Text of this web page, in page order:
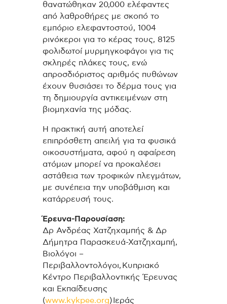
θανατώθηκαν 20,000 ελέφαντες
από λαθροθήρες με σκοπό το
εμπόριο ελεφαντοστού, 1004
ρινόκεροι για το κέρας τους, 8125
φολιδωτοί μυρμηγκοφάγοι για τις
σκληρές πλάκες τους, ενώ
απροσδιόριστος αριθμός πυθώνων
έχουν θυσιάσει το δέρμα τους για
τη δημιουργία αντικειμένων στη
βιομηχανία της μόδας.
Η πρακτική αυτή αποτελεί
επιπρόσθετη απειλή για τα φυσικά
οικοσυστήματα, αφού η αφαίρεση
ατόμων μπορεί να προκαλέσει
αστάθεια των τροφικών πλεγμάτων,
με συνέπεια την υποβάθμιση και
κατάρρευσή τους.
Έρευνα-Παρουσίαση:
Δρ Ανδρέας Χατζηχαμπής & Δρ
Δήμητρα Παρασκευά-Χατζηχαμπή,
Βιολόγοι –
Περιβαλλοντολόγοι, Κυπριακό
Κέντρο Περιβαλλοντικής Έρευνας
και Εκπαίδευσης
(www.kykpee.org) Ιεράς